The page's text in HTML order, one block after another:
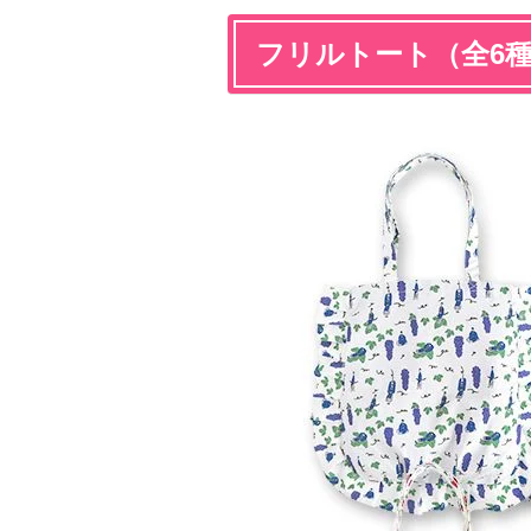
フリルトート（全6